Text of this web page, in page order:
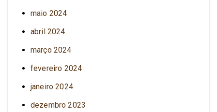
maio 2024
abril 2024
março 2024
fevereiro 2024
janeiro 2024
dezembro 2023